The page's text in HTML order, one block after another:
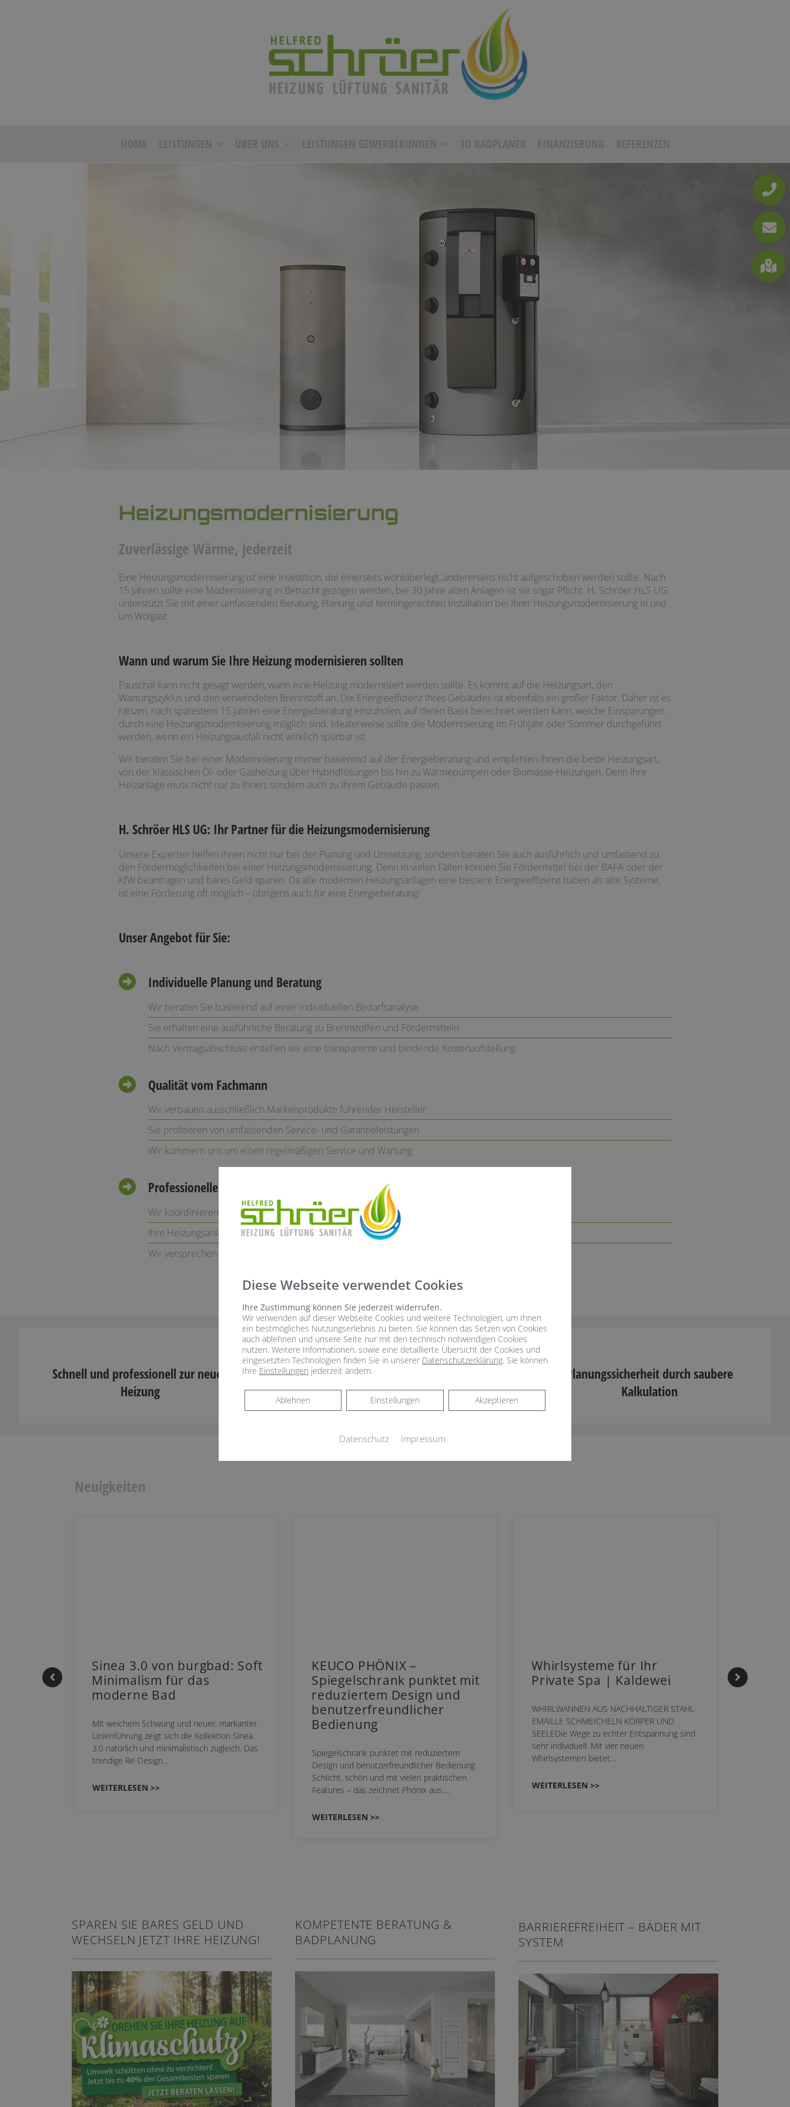
Heizungsmodernisierung
Zuverlässige Wärme, jederzeit
Eine Heizungsmodernisierung ist eine Investition, die einerseits wohlüberlegt, andererseits nicht aufgeschoben werden sollte. Nach
15 Jahren sollte eine Modernisierung in Betracht gezogen werden, bei 30 Jahre alten Anlagen ist sie sogar Pflicht. H. Schröer HLS UG
unterstützt Sie mit einer umfassenden Beratung, Planung und termingerechten Installation bei Ihrer Heizungsmodernisierung in und
um Wolgast.
Wann und warum Sie Ihre Heizung modernisieren sollten
Pauschal kann nicht gesagt werden, wann eine Heizung modernisiert werden sollte. Es kommt auf die Heizungsart, den
Wartungszyklus und den verwendeten Brennstoff an. Die Energieeffizienz Ihres Gebäudes ist ebenfalls ein großer Faktor. Daher ist es
ratsam, nach spätestens 15 Jahren eine Energieberatung einzuholen, auf deren Basis berechnet werden kann, welche Einsparungen
durch eine Heizungsmodernisierung möglich sind. Idealerweise sollte die Modernisierung im Frühjahr oder Sommer durchgeführt
werden, wenn ein Heizungsausfall nicht wirklich spürbar ist.
Wir beraten Sie bei einer Modernisierung immer basierend auf der Energieberatung und empfehlen Ihnen die beste Heizungsart,
von der klassischen Öl- oder Gasheizung über Hybridlösungen bis hin zu Wärmepumpen oder Biomasse-Heizungen. Denn Ihre
Heizanlage muss nicht nur zu Ihnen, sondern auch zu Ihrem Gebäude passen.
H. Schröer HLS UG: Ihr Partner für die Heizungsmodernisierung
Unsere Experten helfen Ihnen nicht nur bei der Planung und Umsetzung, sondern beraten Sie auch ausführlich und umfassend zu
den Fördermöglichkeiten bei einer Heizungsmodernisierung. Denn in vielen Fällen können Sie Fördermittel bei der BAFA oder der
KfW beantragen und bares Geld sparen. Da alle modernen Heizungsanlagen eine bessere Energieeffizienz haben als alte Systeme,
ist eine Förderung oft möglich – übrigens auch für eine Energieberatung!
Unser Angebot für Sie:
Individuelle Planung und Beratung
Wir beraten Sie basierend auf einer individuellen Bedarfsanalyse
Sie erhalten eine ausführliche Beratung zu Brennstoffen und Fördermitteln
Nach Vertragsabschluss erstellen wir eine transparente und bindende Kostenaufstellung
Qualität vom Fachmann
Wir verbauen ausschließlich Markenprodukte führender Hersteller
Sie profitieren von umfassenden Service- und Garantieleistungen
Wir kümmern uns um einen regelmäßigen Service und Wartung
Professionelle Installation
Wir koordinieren alle beteiligten Gewerke für Sie
Ihre Heizungsanlage wird individuell auf Ihr Gebäude abgestimmt
Wir versprechen eine sorgfältige und termingerechte Ausführung aller Arbeiten
Schnell und professionell zur neuen
Heizung
Heizungswechsel im Komplettpaket
Planungssicherheit durch saubere
Kalkulation
Neuigkeiten
Sinea 3.0 von burgbad: Soft
Minimalism für das
moderne Bad
Mit weichem Schwung und neuer, markanter
Linienführung zeigt sich die Kollektion Sinea
3.0 natürlich und minimalistisch zugleich. Das
trendige Re-Design…
WEITERLESEN >>
KEUCO PHÖNIX –
Spiegelschrank punktet mit
reduziertem Design und
benutzerfreundlicher
Bedienung
Spiegelschrank punktet mit reduziertem
Design und benutzerfreundlicher Bedienung
Schlicht, schön und mit vielen praktischen
Features – das zeichnet Phönix aus.…
WEITERLESEN >>
Whirlsysteme für Ihr
Private Spa | Kaldewei
WHIRLWANNEN AUS NACHHALTIGER STAHL-
EMAILLE SCHMEICHELN KÖRPER UND
SEELEDie Wege zu echter Entspannung sind
sehr individuell. Mit vier neuen
Whirlsystemen bietet…
WEITERLESEN >>
SPAREN SIE BARES GELD UND
WECHSELN JETZT IHRE HEIZUNG!
KOMPETENTE BERATUNG &
BADPLANUNG
BARRIEREFREIHEIT – BÄDER MIT
SYSTEM
Diese Webseite verwendet Cookies
Ihre Zustimmung können Sie jederzeit widerrufen.
Wir verwenden auf dieser Webseite Cookies und weitere Technologien, um Ihnen
ein bestmögliches Nutzungserlebnis zu bieten. Sie können das Setzen von Cookies
auch ablehnen und unsere Seite nur mit den technisch notwendigen Cookies
nutzen. Weitere Informationen, sowie eine detaillierte Übersicht der Cookies und
eingesetzten Technologien finden Sie in unserer Datenschutzerklärung . Sie können
Ihre Einstellungen jederzeit ändern.
Akzeptieren
Einstellungen
Ablehnen
Ablehnen
Datenschutz Impressum